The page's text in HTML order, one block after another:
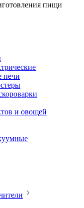
пищи
печи
и овощей